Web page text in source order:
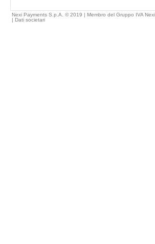
Nexi Payments S.p.A. © 2019 | Membro del Gruppo IVA
| Dati societari